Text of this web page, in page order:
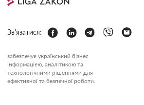
Зв'язатися:
забезпечує український бізнес
інформацією, аналітикою та
технологічними рішеннями для
ефективної та безпечної роботи.